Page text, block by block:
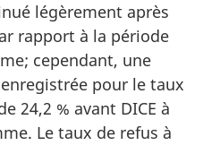
légèrement après
rapport à la période
cependant, une
pour le taux
24,2 % avant DICE à
Le taux de refus à